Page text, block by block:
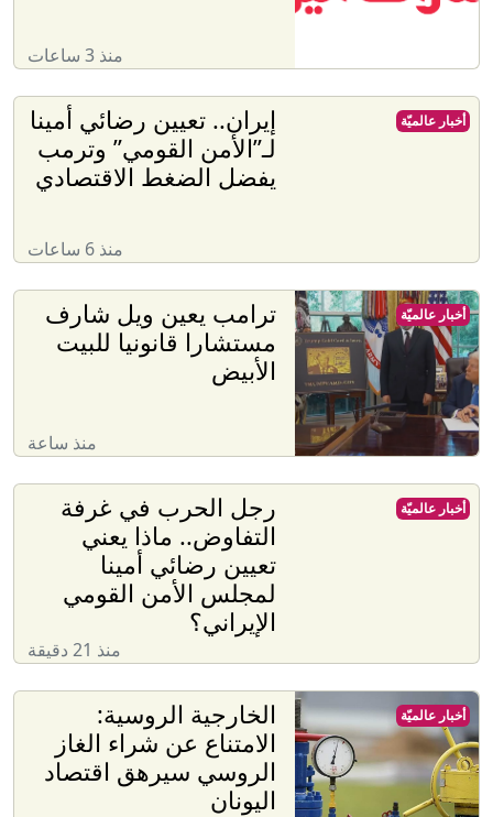
منذ 3 ساعات
إيران.. تعيين رضائي أمينا
لـ”الأمن القومي” وترمب
يفضل الضغط الاقتصادي
منذ 6 ساعات
أخبار عالميّة
ترامب يعين ويل شارف
مستشارا قانونيا للبيت
الأبيض
منذ ساعة
أخبار عالميّة
رجل الحرب في غرفة
التفاوض.. ماذا يعني
تعيين رضائي أمينا
لمجلس الأمن القومي
الإيراني؟
منذ 21 دقيقة
أخبار عالميّة
الخارجية الروسية:
الامتناع عن شراء الغاز
الروسي سيرهق اقتصاد
اليونان
أخبار عالميّة